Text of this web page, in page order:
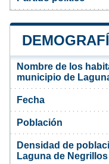
Nombre de los
municipio de
Fecha
Población
Densidad de
Laguna de Negrillos